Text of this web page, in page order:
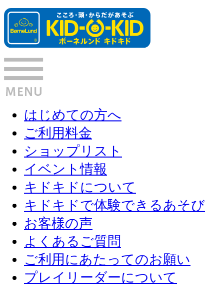
はじめての方へ
ご利用料金
ショップリスト
イベント情報
キドキドについて
キドキドで体験できるあそび
お客様の声
よくあるご質問
ご利用にあたってのお願い
プレイリーダーについて